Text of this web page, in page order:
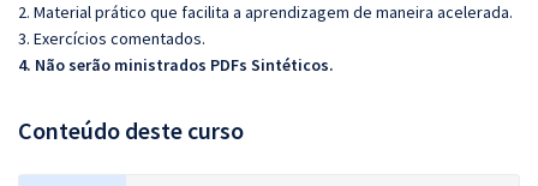
2. Material prático que facilita a aprendizagem de maneira acelerada.
3. Exercícios comentados.
4. Não serão ministrados PDFs Sintéticos.
Conteúdo deste curso